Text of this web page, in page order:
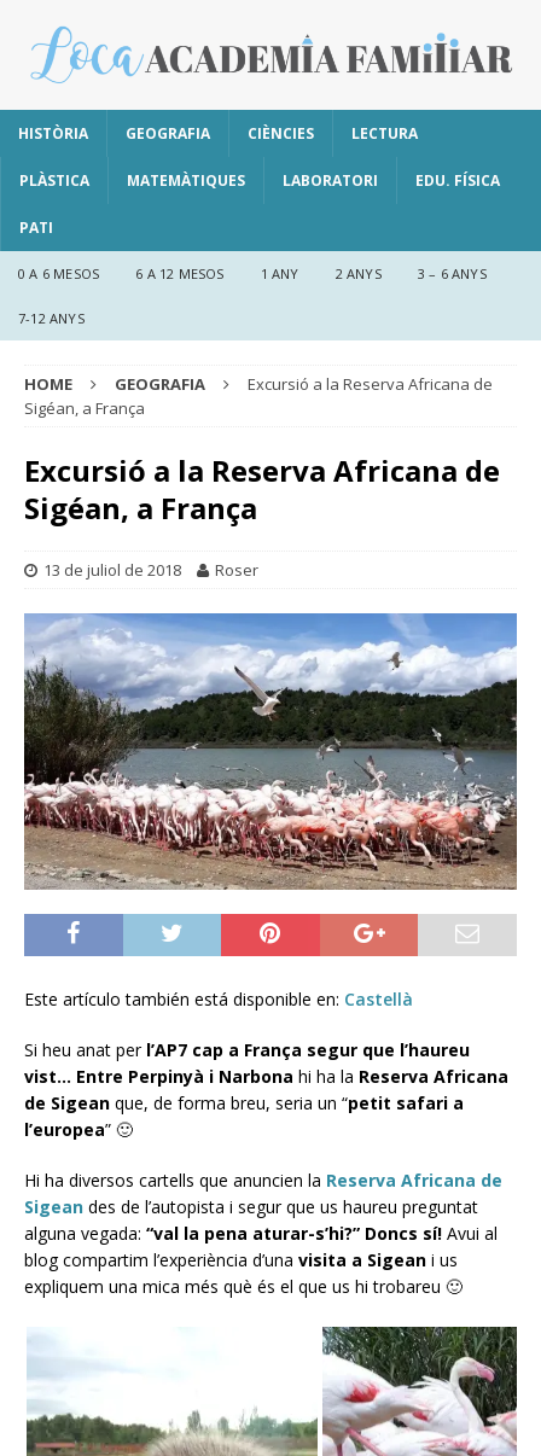
HISTÒRIA GEOGRAFIA CIÈNCIES LECTURA
PLÀSTICA MATEMÀTIQUES LABORATORI EDU. FÍSICA
PATI
0 A 6 MESOS 6 A 12 MESOS 1 ANY 2 ANYS 3 – 6 ANYS
7-12 ANYS
HOME GEOGRAFIA
Excursió a la Reserva Africana de
Sigéan, a França
Excursió a la Reserva Africana de
Sigéan, a França
13 de juliol de 2018 Roser
Este artículo también está disponible en: Castellà
Si heu anat per l’AP7 cap a França segur que l’haureu
vist… Entre Perpinyà i Narbona hi ha la Reserva Africana
de Sigean que, de forma breu, seria un “petit safari a
l’europea” 🙂
Hi ha diversos cartells que anuncien la Reserva Africana de
Sigean des de l’autopista i segur que us haureu preguntat
alguna vegada: “val la pena aturar-s’hi?” Doncs sí! Avui al
blog compartim l’experiència d’una visita a Sigean i us
expliquem una mica més què és el que us hi trobareu 🙂